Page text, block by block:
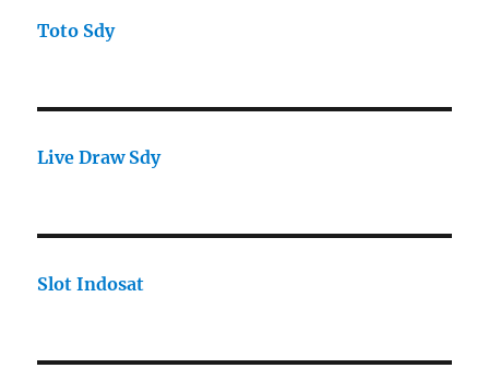
Toto Sdy
Live Draw Sdy
Slot Indosat